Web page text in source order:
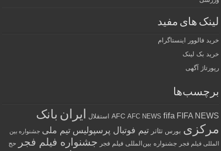
لینک های مفید
خرید فالوور اینستاگرام
خرید بک لینک
رپورتاژ آگهی
برچسب‌ها
AFC AFC NEWS fifa FIFA NEWS استقلال ایران بانک
مرکزی بورس تئاتر تیم فوتبال پرسپولیس تیم ملی جشنواره بین
المللی فیلم فجر جشنواره بین‌المللی فیلم فجر جشنواره فیلم فجر حج